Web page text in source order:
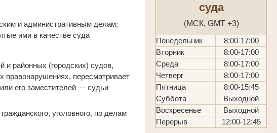
суда
(МСК, GMT +3)
Понедельник
8:00-17:00
Вторник
8:00-17:00
Среда
8:00-17:00
Четверг
8:00-17:00
Пятница
8:00-15:45
Суббота
Выходной
Воскресенье
Выходной
Перерыв
12:00-12:45
и административным делам;
ими в качестве суда
районных (городских) судов,
правонарушениях, пересматривает
его заместителей — судьи
уголовного, по делам